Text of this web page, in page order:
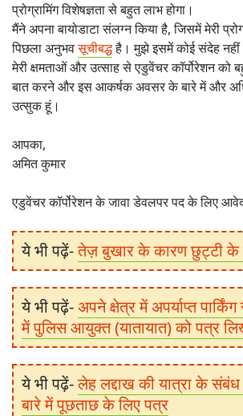
प्रोग्रामिंग विशेषज्ञता से बहुत लाभ होगा।
मैंने अपना बायोडाटा संलग्न किया है, जिसमें मेरी
पिछला अनुभवसूचीबद्धहै। मुझे इसमें कोई संदेह नहीं
मेरी क्षमताओं और उत्साह से एडुवेंचर कॉर्पोरेशन को
बात करने और इस आकर्षक अवसर के बारे में और
उत्सुक हूं।
आपका,
अमित कुमार
एडुवेंचर कॉर्पोरेशन के जावा डेवलपर पद के लिए
ये भी पढ़ें-तेज़ बुखार के कारण छुट्टी
ये भी पढ़ें-अपने क्षेत्र में अपर्याप्त
में पुलिस आयुक्त (यातायात) को पत्र
ये भी पढ़ें-लेह लद्दाख की यात्रा के
बारे में पूछताछ के लिए पत्र